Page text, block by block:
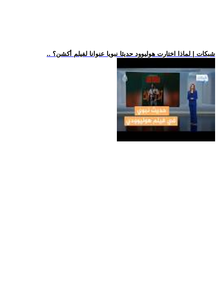
.. شبكات | لماذا اختارت هوليوود حديثا نبويا عنوانا لفيلم أكشن؟